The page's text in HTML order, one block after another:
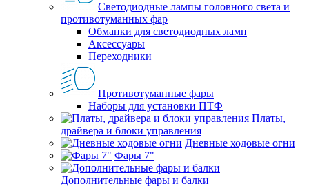
Светодиодные лампы головного света и
противотуманных фар
Обманки для светодиодных ламп
Аксессуары
Переходники
Противотуманные фары
Наборы для установки ПТФ
Платы,
драйвера и блоки управления
Дневные ходовые огни
Фары 7"
Дополнительные фары и балки